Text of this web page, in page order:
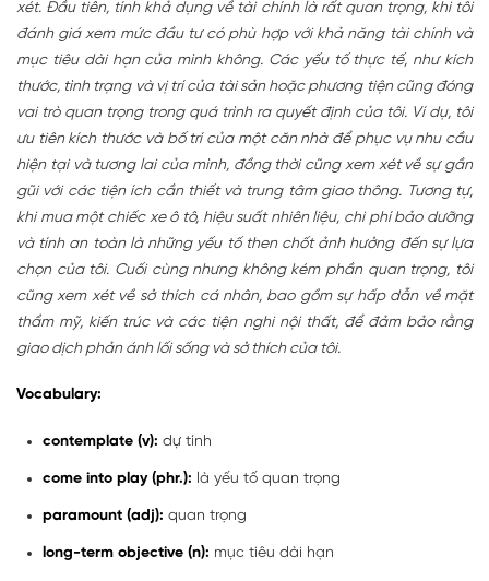
xét. Đầu tiên, tính khả dụng về tài chính là rất quan trọng, khi tôi
đánh giá xem mức đầu tư có phù hợp với khả năng tài chính và
mục tiêu dài hạn của mình không. Các yếu tố thực tế, như kích
thước, tình trạng và vị trí của tài sản hoặc phương tiện cũng đóng
vai trò quan trọng trong quá trình ra quyết định của tôi. Ví dụ, tôi
ưu tiên kích thước và bố trí của một căn nhà để phục vụ nhu cầu
hiện tại và tương lai của mình, đồng thời cũng xem xét về sự gần
gũi với các tiện ích cần thiết và trung tâm giao thông. Tương tự,
khi mua một chiếc xe ô tô, hiệu suất nhiên liệu, chi phí bảo dưỡng
và tính an toàn là những yếu tố then chốt ảnh hưởng đến sự lựa
chọn của tôi. Cuối cùng nhưng không kém phần quan trọng, tôi
cũng xem xét về sở thích cá nhân, bao gồm sự hấp dẫn về mặt
thẩm mỹ, kiến ​​trúc và các tiện nghi nội thất, để đảm bảo rằng
giao dịch phản ánh lối sống và sở thích của tôi.
Vocabulary:
contemplate (v): dự tính
come into play (phr.): là yếu tố quan trọng
paramount (adj): quan trọng
long-term objective (n): mục tiêu dài hạn